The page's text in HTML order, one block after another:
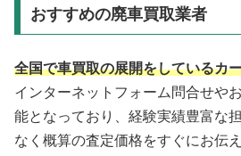
おすすめの廃車買取業者
全国で車買取の展開をしているカ
インターネットフォーム問合せや
能となっており、経験実績豊富な
なく概算の査定価格をすぐにお伝